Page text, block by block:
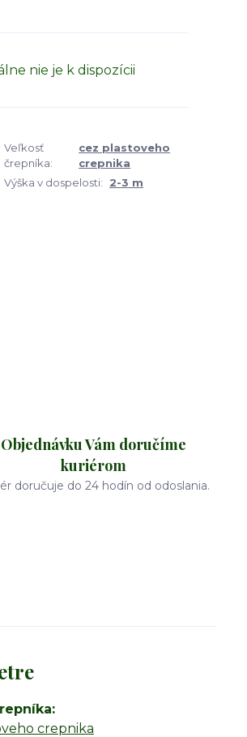
nie je k dispozícii
Veľkosť
črepníka:
cez plastoveho
crepnika
Výška v dospelosti: 2-3 m
Objednávku Vám doručíme
kuriérom
doručuje do 24 hodín od odoslania.
crepnika